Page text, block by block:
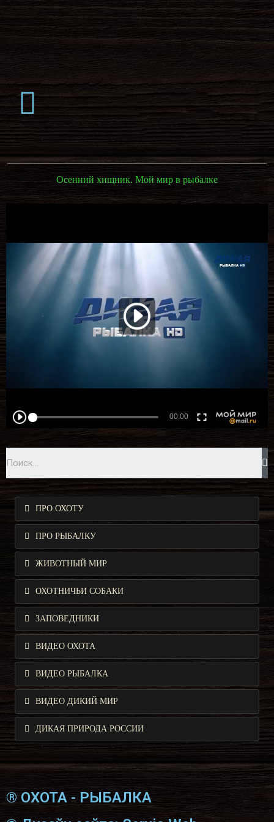
Осенний хищник. Мой мир в рыбалке
ПРО ОХОТУ
ПРО РЫБАЛКУ
ЖИВОТНЫЙ МИР
ОХОТНИЧЬИ СОБАКИ
ЗАПОВЕДНИКИ
ВИДЕО ОХОТА
ВИДЕО РЫБАЛКА
ВИДЕО ДИКИЙ МИР
ДИКАЯ ПРИРОДА РОССИИ
® ОХОТА - РЫБАЛКА